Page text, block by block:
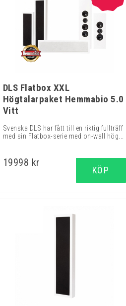
DLS Flatbox XXL
Högtalarpaket Hemmabio 5.0
Vitt
Svenska DLS har fått till en riktig fullträff
med sin Flatbox-serie med on-wall hög...
19998 kr
KÖP